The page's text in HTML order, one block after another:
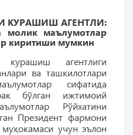
КУРАШИШ АГEНТЛИ:
молик маълумотлар
киритиши мумкин
агентлиги
ва ташкилотлари
сифатида
бўлган ижтимоий
Рўйхатини
Президент фармони
учун эълон